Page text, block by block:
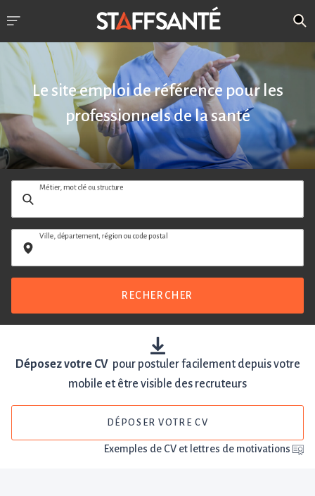
Le site emploi de référence pour les
professionnels de la santé
Métier, mot clé ou structure
Ville, département, région ou code postal
RECHERCHER
Déposez votre CVpour postuler facilement depuis votre
mobile et être visible des recruteurs
DÉPOSER VOTRE CV
Exemples de CV et lettres de motivations